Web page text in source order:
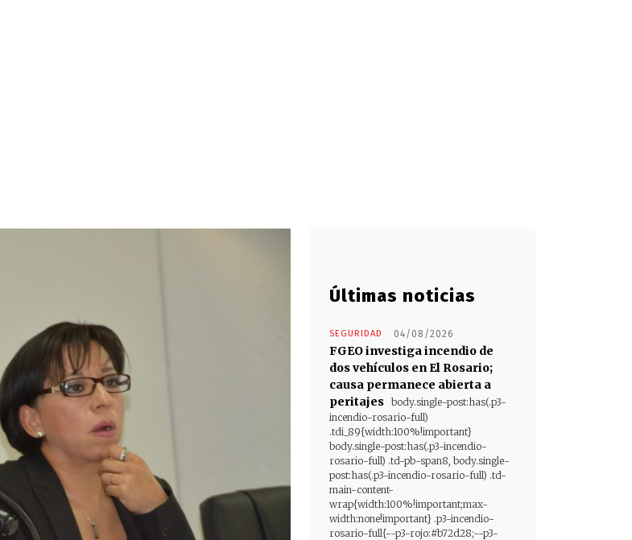
Últimas noticias
SEGURIDAD 04/08/2026
FGEO investiga incendio de
dos vehículos en El Rosario;
causa permanece abierta a
peritajes body.single-post:has(.p3-
incendio-rosario-full)
.tdi_89{width:100%!important}
body.single-post:has(.p3-incendio-
rosario-full) .td-pb-span8, body.single-
post:has(.p3-incendio-rosario-full) .td-
main-content-
wrap{width:100%!important;max-
width:none!important} .p3-incendio-
rosario-full{--p3-rojo:#b72d28;--p3-